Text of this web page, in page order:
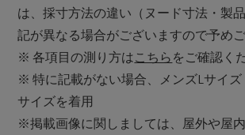
は、採寸方法の違い（ヌード寸法・製
記が異なる場合がございますので予めご
※ 各項目の測り方はこちらをご確認く
※ 特に記載がない場合、メンズLサイズ
サイズを着用
※掲載画像に関しましては、屋外や屋